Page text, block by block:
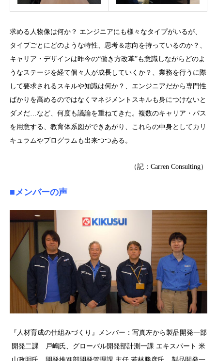
求める人物像は何か？ エンジニアにも様々なタイプがいるが、
タイプごとにどのような特性、思考＆志向を持っているのか？、
キャリア・デザインは昨今の“働き方改革”も意識しながらどのよ
うなステージを経て個々人が成長していくか？、業務を行うに際
して要求されるスキルや知識は何か？、エンジニアだから専門性
ばかりを高めるのではなくマネジメントスキルも身につけないと
ダメだ…など、何度も議論を重ねてきた。複数のキャリア・パス
を用意する、教育体系図ができあがり、これらの中身としてカリ
キュラムやプログラムも出来つつある。
（記：Carren Consulting）
■メンバーの声
『人材育成の仕組みづくり』メンバー：写真左から製品開発一部
開発二課 戸嶋氏、グローバル開発部計測一課 エキスパート 米